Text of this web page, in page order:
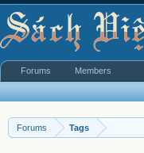
Forums Tags
Forums Members